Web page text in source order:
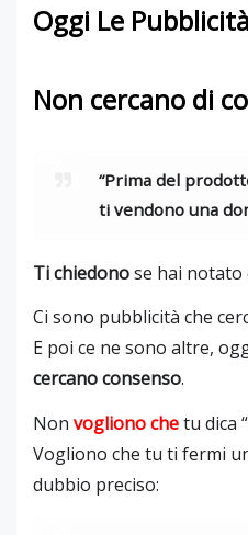
Oggi Le
Non cercano di
“Prima del
ti vendono una
Ti chiedonose hai notato
Ci sono pubblicità che
E poi ce ne sono altre,
cercano consenso.
Non vogliono chetu dica
Vogliono che tu ti fermi
dubbio preciso: